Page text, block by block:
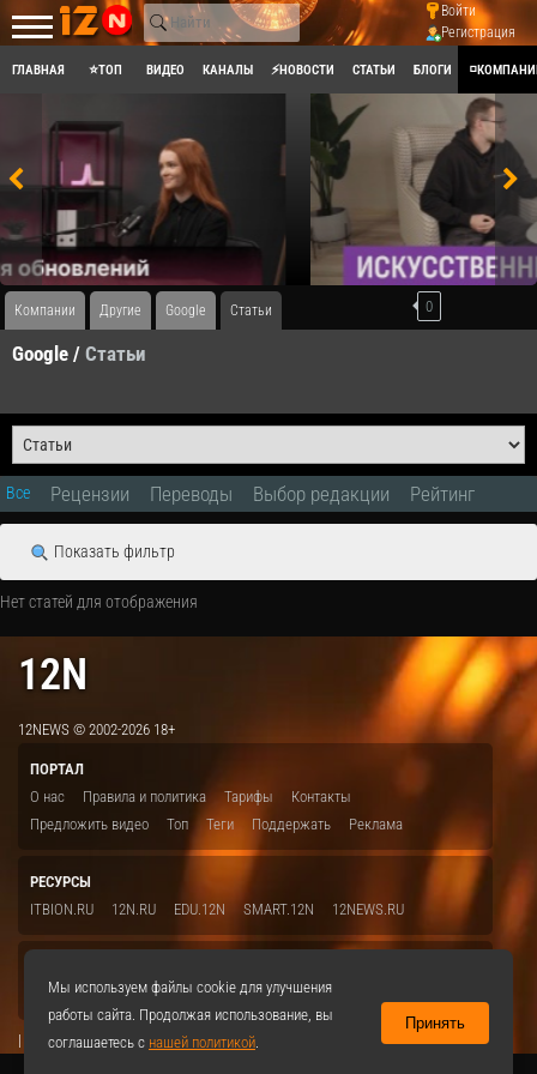
Войти
Регистрация
ГЛАВНАЯ ⭐ТОП ВИДЕО КАНАЛЫ ⚡НОВОСТИ СТАТЬИ БЛОГИ
Компании Другие Google Статьи
Google / Статьи
0
Все Рецензии Переводы Выбор редакции Рейтинг
Показать фильтр
Нет статей для отображения
12N
12NEWS © 2002-2026 18+
ПОРТАЛ
О нас
Правила и политика Тарифы
Контакты
Предложить видео
Топ Теги Поддержать Реклама
РЕСУРСЫ
ITBION.RU
12N.RU EDU.12N SMART.12N 12NEWS.RU
VKontakte
|
Мы используем файлы cookie для улучшения
работы сайта. Продолжая использование, вы
соглашаетесь с нашей политикой.
Принять